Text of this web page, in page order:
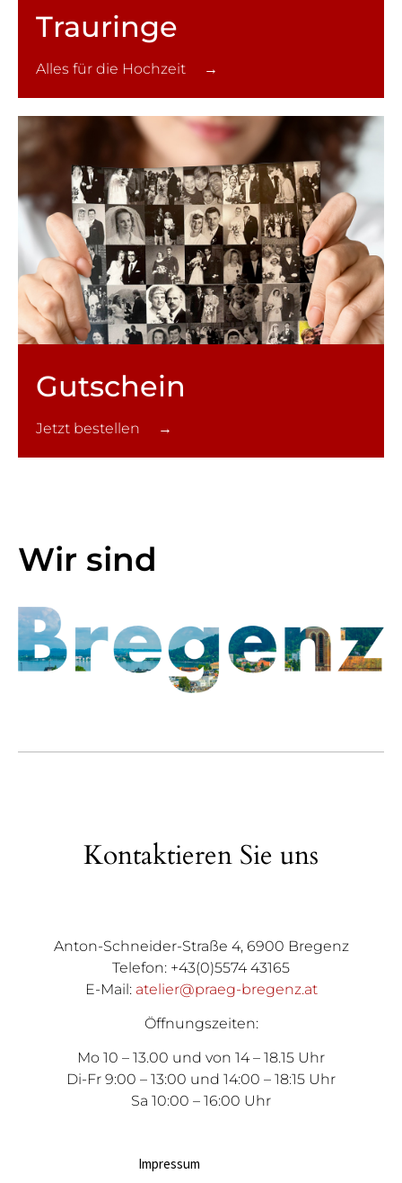
Trauringe
Alles für die Hochzeit →
Gutschein
Jetzt bestellen →
Wir sind
Kontaktieren Sie uns
Anton-Schneider-Straße 4, 6900 Bregenz
Telefon: +43(0)5574 43165
E-Mail: atelier@praeg-bregenz.at
Öffnungszeiten:
Mo 10 – 13.00 und von 14 – 18.15 Uhr
Di-Fr 9:00 – 13:00 und 14:00 – 18:15 Uhr
Sa 10:00 – 16:00 Uhr
Impressum